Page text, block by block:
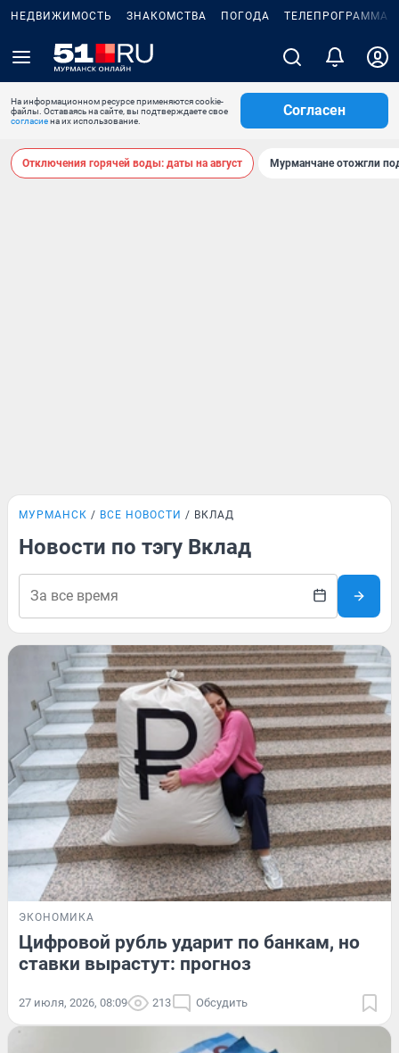
НЕДВИЖИМОСТЬ ЗНАКОМСТВА ПОГОДА ТЕЛЕПРОГРАММА
На информационном ресурсе применяются cookie-
файлы. Оставаясь на сайте, вы подтверждаете свое
согласиена их использование.
Согласен
Отключения горячей воды: даты на август Мурманчане отожгли
МУРМАНСК ВСЕ НОВОСТИ ВКЛАД
Новости по тэгу Вклад
ЭКОНОМИКА
Цифровой рубль ударит по банкам, но
ставки вырастут: прогноз
27 июля, 2026, 08:09 213 Обсудить